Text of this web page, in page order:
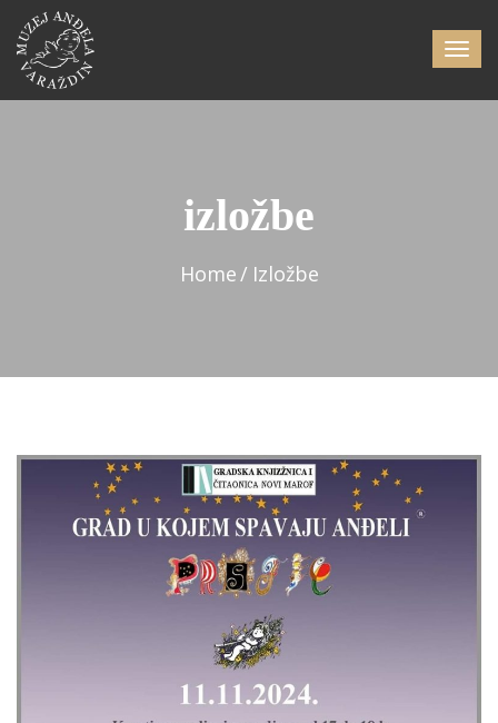
izložbe
Home Izložbe